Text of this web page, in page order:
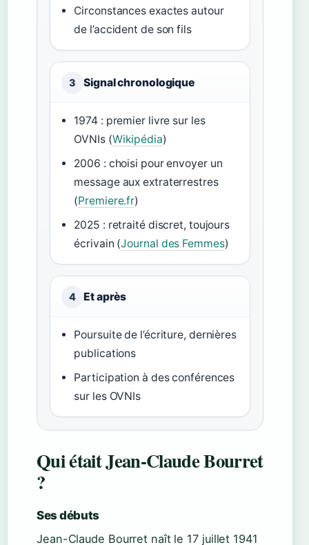
Circonstances exactes autour
de l’accident de son fils
3 Signal chronologique
1974 : premier livre sur les
OVNIs (Wikipédia)
2006 : choisi pour envoyer un
message aux extraterrestres
(Premiere.fr)
2025 : retraité discret, toujours
écrivain (Journal des Femmes)
4 Et après
Poursuite de l’écriture, dernières
publications
Participation à des conférences
sur les OVNIs
Qui était Jean-Claude Bourret
?
Ses débuts
Jean-Claude Bourret naît le 17 juillet 1941